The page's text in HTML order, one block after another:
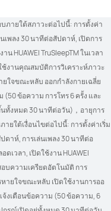
ตามเส้นทางกีฬากลางแจ้ง
และกีฬาทางน้ำ
Y
ภายใต้สภาวะต่อไปนี้: การตั้งค่า
เพลง 30 นาทีต่อสัปดาห์, เปิดการ
HUAWEI TruSleepTM ในเวลา
ช้งานคุณสมบัติการวิเคราะห์ภาวะ
ใจขณะหลับ ออกกําลังกายเฉลี่ย
ข้อความ การโทร 6 ครั้ง และ
ทั้งหมด 30 นาทีต่อวัน)，อายุการ
ยใต้เงื่อนไขต่อไปนี้: การตั้งค่าเริ่ม
ดาห์, การเล่นเพลง 30 นาทีต่อ
เวลา, เปิดใช้งาน HUAWEI
อบความเครียดอัตโนมัติ การ
ายใจขณะหลับ เปิดใช้งานการออ
งเตือนข้อความ (50 ข้อความ, 6